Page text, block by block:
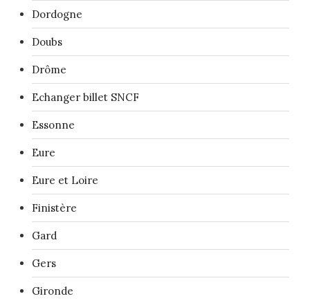
Dordogne
Doubs
Drôme
Echanger billet SNCF
Essonne
Eure
Eure et Loire
Finistère
Gard
Gers
Gironde